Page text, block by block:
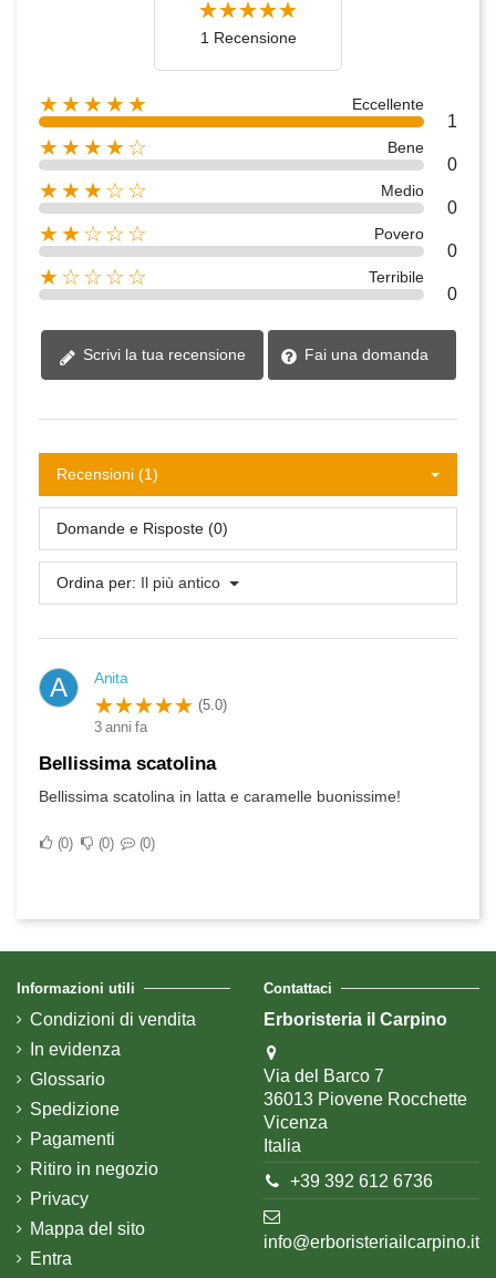
1 Recensione
★★★★★ Eccellente
1
★★★★☆ Bene
0
★★★☆☆ Medio
0
★★☆☆☆ Povero
0
★☆☆☆☆ Terribile
0
Scrivi la tua recensione Fai una domanda
Recensioni (1)
Domande e Risposte (0)
Ordina per: Il più antico
A Anita
(5.0)
3 anni fa
Bellissima scatolina
Bellissima scatolina in latta e caramelle buonissime!
0 0 0
Informazioni utili
Condizioni di vendita
In evidenza
Glossario
Spedizione
Pagamenti
Ritiro in negozio
Privacy
Mappa del sito
Entra
Contattaci
Erboristeria il Carpino
Via del Barco 7
36013 Piovene Rocchette
Vicenza
Italia
+39 392 612 6736
info@erboristeriailcarpino.it